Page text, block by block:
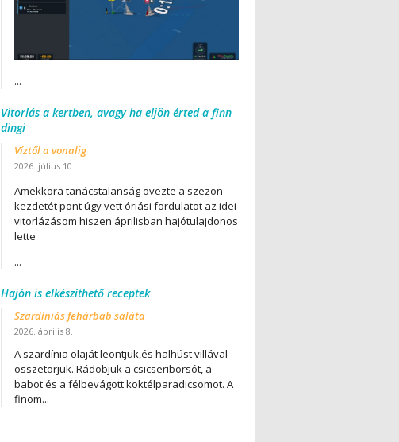
...
Vitorlás a kertben, avagy ha eljön érted a finn
dingi
Víztől a vonalig
2026. július 10.
Amekkora tanácstalanság övezte a szezon
kezdetét pont úgy vett óriási fordulatot az idei
vitorlázásom hiszen áprilisban hajótulajdonos
lette
...
Hajón is elkészíthető receptek
Szardíniás fehárbab saláta
2026. április 8.
A szardínia olaját leöntjük,és halhúst villával
összetörjük. Rádobjuk a csicseriborsót, a
babot és a félbevágott koktélparadicsomot. A
finom...